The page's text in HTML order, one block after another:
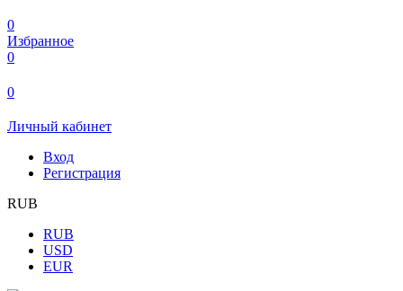
0
Избранное
0
0
Личный кабинет
Вход
Регистрация
RUB
RUB
USD
EUR